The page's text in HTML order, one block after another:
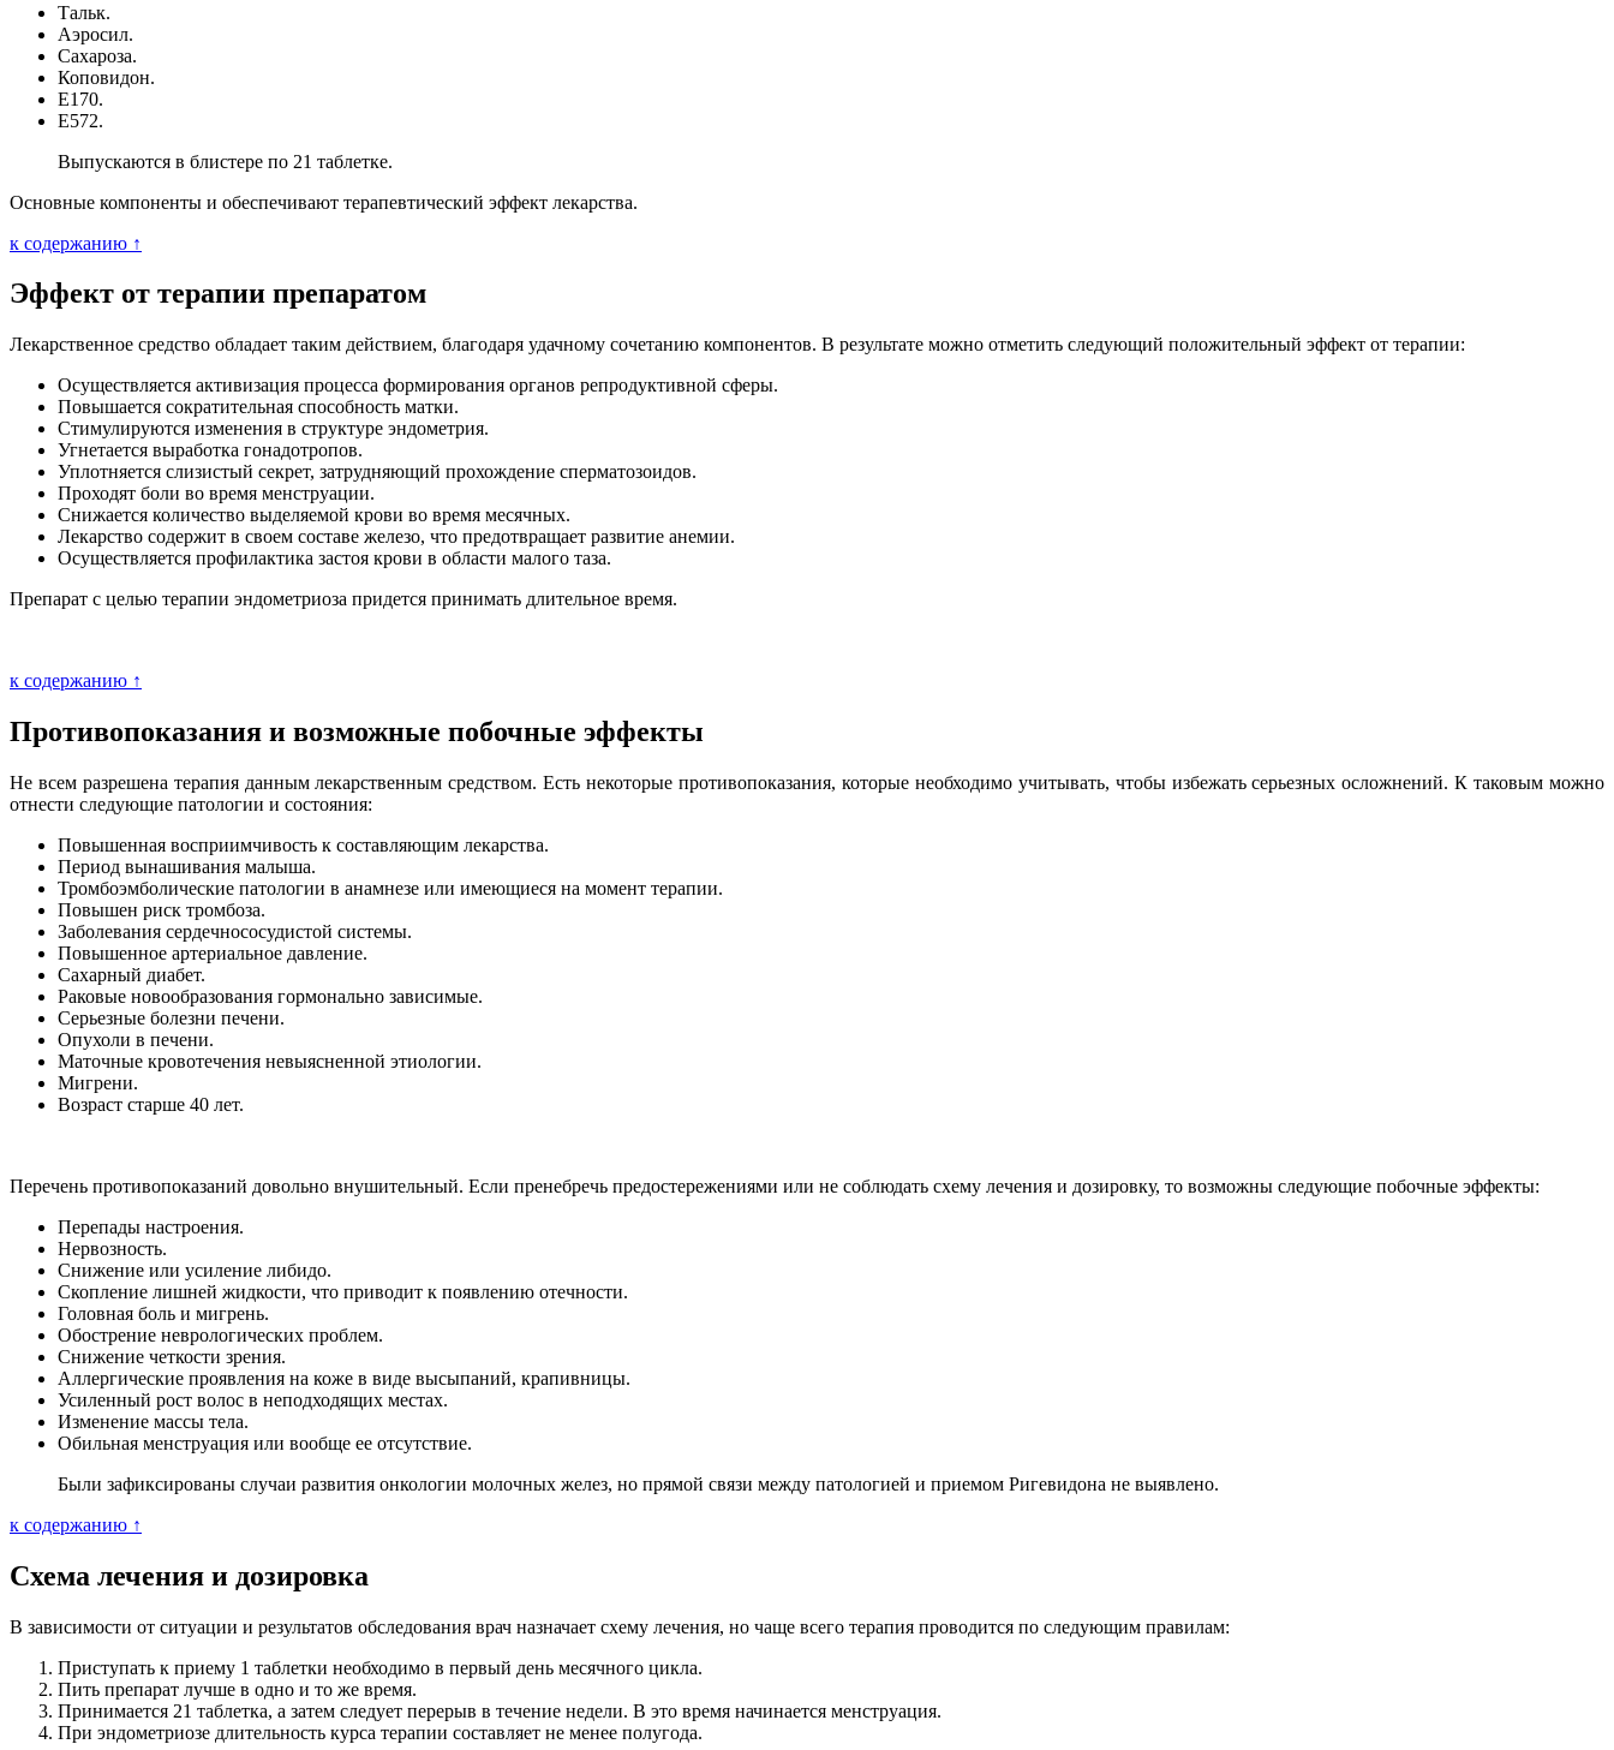
Тальк.
Аэросил.
Сахароза.
Коповидон.
Е170.
Е572.
Выпускаются в блистере по 21 таблетке.
Основные компоненты и обеспечивают терапевтический эффект лекарства.
к содержанию ↑
Эффект от терапии препаратом
Лекарственное средство обладает таким действием, благодаря удачному сочетанию компонентов. В результате можно отметить следующий положительный эффект от терапии:
Осуществляется активизация процесса формирования органов репродуктивной сферы.
Повышается сократительная способность матки.
Стимулируются изменения в структуре эндометрия.
Угнетается выработка гонадотропов.
Уплотняется слизистый секрет, затрудняющий прохождение сперматозоидов.
Проходят боли во время менструации.
Снижается количество выделяемой крови во время месячных.
Лекарство содержит в своем составе железо, что предотвращает развитие анемии.
Осуществляется профилактика застоя крови в области малого таза.
Препарат с целью терапии эндометриоза придется принимать длительное время.
к содержанию ↑
Противопоказания и возможные побочные эффекты
Не всем разрешена терапия данным лекарственным средством. Есть некоторые противопоказания, которые необходимо учитывать, чтобы избежать серьезных осложнений. К таковым можно
отнести следующие патологии и состояния:
Повышенная восприимчивость к составляющим лекарства.
Период вынашивания малыша.
Тромбоэмболические патологии в анамнезе или имеющиеся на момент терапии.
Повышен риск тромбоза.
Заболевания сердечнососудистой системы.
Повышенное артериальное давление.
Сахарный диабет.
Раковые новообразования гормонально зависимые.
Серьезные болезни печени.
Опухоли в печени.
Маточные кровотечения невыясненной этиологии.
Мигрени.
Возраст старше 40 лет.
Перечень противопоказаний довольно внушительный. Если пренебречь предостережениями или не соблюдать схему лечения и дозировку, то возможны следующие побочные эффекты:
Перепады настроения.
Нервозность.
Снижение или усиление либидо.
Скопление лишней жидкости, что приводит к появлению отечности.
Головная боль и мигрень.
Обострение неврологических проблем.
Снижение четкости зрения.
Аллергические проявления на коже в виде высыпаний, крапивницы.
Усиленный рост волос в неподходящих местах.
Изменение массы тела.
Обильная менструация или вообще ее отсутствие.
Были зафиксированы случаи развития онкологии молочных желез, но прямой связи между патологией и приемом Ригевидона не выявлено.
к содержанию ↑
Схема лечения и дозировка
В зависимости от ситуации и результатов обследования врач назначает схему лечения, но чаще всего терапия проводится по следующим правилам:
Приступать к приему 1 таблетки необходимо в первый день месячного цикла.
Пить препарат лучше в одно и то же время.
Принимается 21 таблетка, а затем следует перерыв в течение недели. В это время начинается менструация.
При эндометриозе длительность курса терапии составляет не менее полугода.